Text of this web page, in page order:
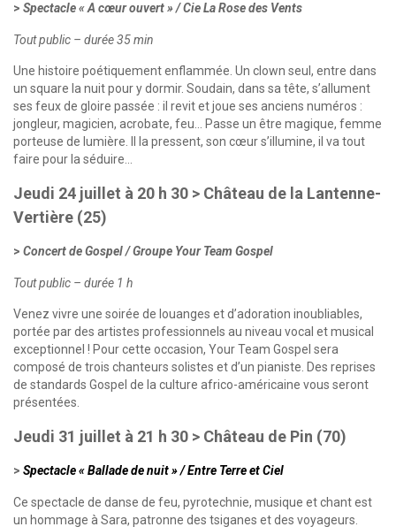
Spectacle « A cœur ouvert » / Cie La Rose des Vents
Tout public – durée 35 min
Une histoire poétiquement enflammée. Un clown seul, entre dans
un square la nuit pour y dormir. Soudain, dans sa tête, s’allument
ses feux de gloire passée : il revit et joue ses anciens numéros :
jongleur, magicien, acrobate, feu… Passe un être magique, femme
porteuse de lumière. Il la pressent, son cœur s’illumine, il va tout
faire pour la séduire…
Jeudi 24 juillet à 20 h 30 > Château de la Lantenne-
Vertière (25)
Concert de Gospel / Groupe Your Team Gospel
Tout public – durée 1 h
Venez vivre une soirée de louanges et d’adoration inoubliables,
portée par des artistes professionnels au niveau vocal et musical
exceptionnel ! Pour cette occasion, Your Team Gospel sera
composé de trois chanteurs solistes et d’un pianiste. Des reprises
de standards Gospel de la culture africo-américaine vous seront
présentées.
Jeudi 31 juillet à 21 h 30 > Château de Pin (70)
Spectacle « Ballade de nuit » / Entre Terre et Ciel
Ce spectacle de danse de feu, pyrotechnie, musique et chant est
un hommage à Sara, patronne des tsiganes et des voyageurs.